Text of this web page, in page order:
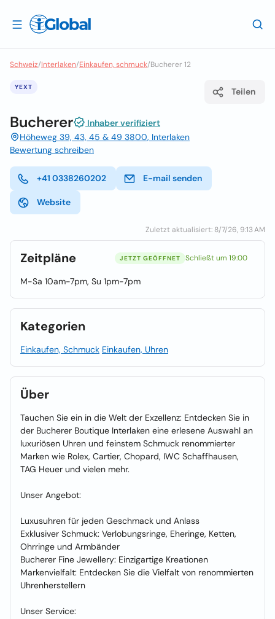
Schweiz/Interlaken/Einkaufen, schmuck/Bucherer 12
YEXT Teilen
Bucherer
Inhaber verifiziert
Höheweg 39, 43, 45 & 49 3800, Interlaken
Bewertung schreiben
+41 0338260202 E-mail senden
Website
Zuletzt aktualisiert: 8/7/26, 9:13 AM
Zeitpläne JETZT GEÖFFNET Schließt um 19:00
M-Sa 10am-7pm, Su 1pm-7pm
Kategorien
Einkaufen, Schmuck Einkaufen, Uhren
Über
Tauchen Sie ein in die Welt der Exzellenz: Entdecken Sie in
der Bucherer Boutique Interlaken eine erlesene Auswahl an
luxuriösen Uhren und feinstem Schmuck renommierter
Marken wie Rolex, Cartier, Chopard, IWC Schaffhausen,
TAG Heuer und vielen mehr.
Unser Angebot:
Luxusuhren für jeden Geschmack und Anlass
Exklusiver Schmuck: Verlobungsringe, Eheringe, Ketten,
Ohrringe und Armbänder
Bucherer Fine Jewellery: Einzigartige Kreationen
Markenvielfalt: Entdecken Sie die Vielfalt von renommierten
Uhrenherstellern
Unser Service: